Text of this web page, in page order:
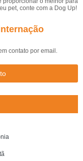
pet, conte com a Dog Up!
contato por email.